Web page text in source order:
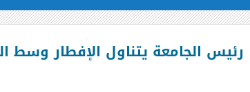
رئيس الجامعة يتناول الإفطار وسط